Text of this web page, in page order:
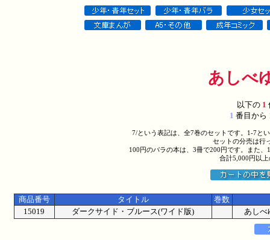
あしべ
以下の1
1 番目から
7/という表記は、全7巻のセットです。1-7と
セットの分売は行
100円のバラの本は、3冊で200円です。また
合計5,000円以
商品番号 タイトル
巻数
15019
ダークサイド・ブルース(ワイド版) あしべ